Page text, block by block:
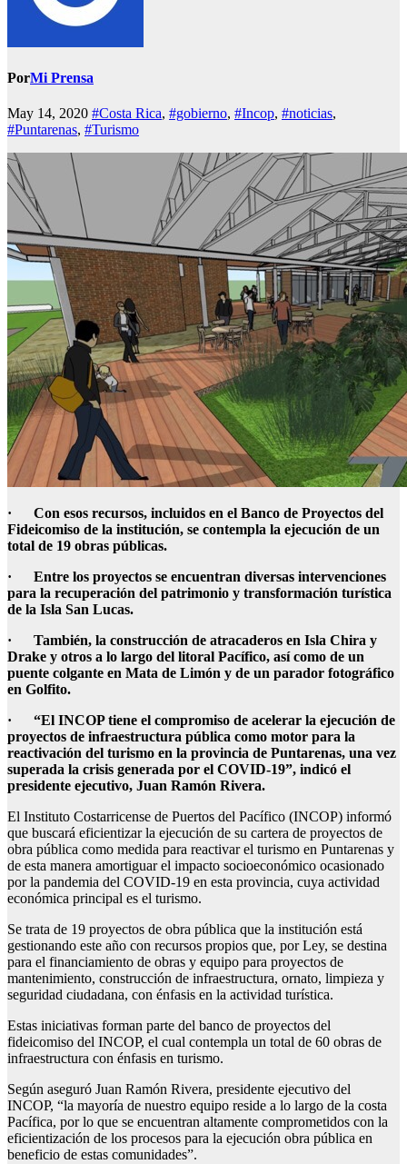
PorMi Prensa
May 14, 2020 #Costa Rica, #gobierno, #Incop, #noticias,
#Puntarenas, #Turismo
·
Con esos recursos, incluidos en el Banco de Proyectos del
Fideicomiso de la institución, se contempla la ejecución de un
total de 19 obras públicas.
·
Entre los proyectos se encuentran diversas intervenciones
para la recuperación del patrimonio y transformación turística
de la Isla San Lucas.
·
También, la construcción de atracaderos en Isla Chira y
Drake y otros a lo largo del litoral Pacífico, así como de un
puente colgante en Mata de Limón y de un parador fotográfico
en Golfito.
·
“El INCOP tiene el compromiso de acelerar la ejecución de
proyectos de infraestructura pública como motor para la
reactivación del turismo en la provincia de Puntarenas, una vez
superada la crisis generada por el COVID-19”, indicó el
presidente ejecutivo, Juan Ramón Rivera.
El Instituto Costarricense de Puertos del Pacífico (INCOP) informó
que buscará eficientizar la ejecución de su cartera de proyectos de
obra pública como medida para reactivar el turismo en Puntarenas y
de esta manera amortiguar el impacto socioeconómico ocasionado
por la pandemia del COVID-19 en esta provincia, cuya actividad
económica principal es el turismo.
Se trata de 19 proyectos de obra pública que la institución está
gestionando este año con recursos propios que, por Ley, se destina
para el financiamiento de obras y equipo para proyectos de
mantenimiento, construcción de infraestructura, ornato, limpieza y
seguridad ciudadana, con énfasis en la actividad turística.
Estas iniciativas forman parte del banco de proyectos del
fideicomiso del INCOP, el cual contempla un total de 60 obras de
infraestructura con énfasis en turismo.
Según aseguró Juan Ramón Rivera, presidente ejecutivo del
INCOP, “la mayoría de nuestro equipo reside a lo largo de la costa
Pacífica, por lo que se encuentran altamente comprometidos con la
eficientización de los procesos para la ejecución obra pública en
beneficio de estas comunidades”.